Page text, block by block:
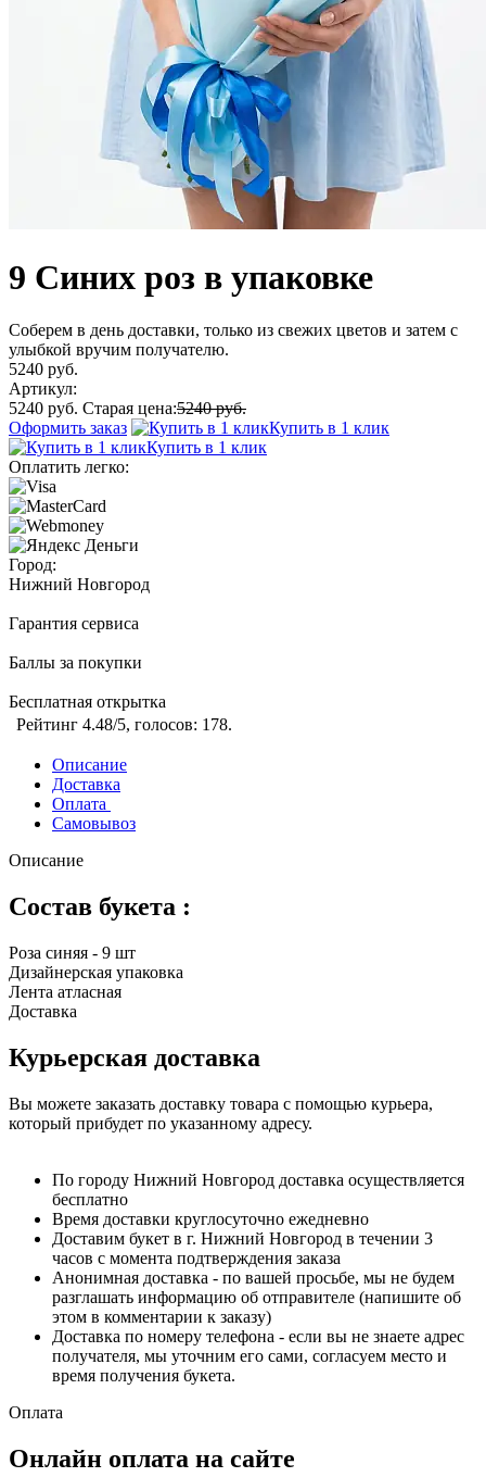
9 Синих роз в упаковке
Соберем в день доставки, только из свежих цветов и затем с
улыбкой вручим получателю.
5240 руб.
Артикул:
5240 руб. Старая цена:5240 руб.
Оформить заказ
Купить в 1 клик
Купить в 1 клик
Оплатить легко:
Город:
Нижний Новгород
Гарантия сервиса
Баллы за покупки
Бесплатная открытка
Рейтинг 4.48/5, голосов: 178.
Описание
Доставка
Оплата
Самовывоз
Описание
Состав букета :
Роза синяя - 9 шт
Дизайнерская упаковка
Лента атласная
Доставка
Курьерская доставка
Вы можете заказать доставку товара с помощью курьера,
который прибудет по указанному адресу.
По городу Нижний Новгород доставка осуществляется
бесплатно
Время доставки круглосуточно ежедневно
Доставим букет в г. Нижний Новгород в течении 3
часов с момента подтверждения заказа
Анонимная доставка - по вашей просьбе, мы не будем
разглашать информацию об отправителе (напишите об
этом в комментарии к заказу)
Доставка по номеру телефона - если вы не знаете адрес
получателя, мы уточним его сами, согласуем место и
время получения букета.
Оплата
Онлайн оплата на сайте